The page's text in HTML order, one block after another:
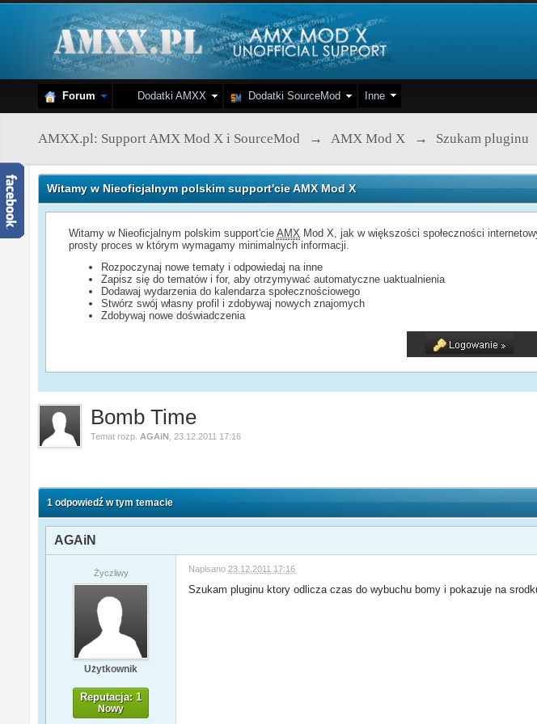
Forum Dodatki AMXX Dodatki SourceMod Inne
AMXX.pl: Support AMX Mod X i SourceMod → AMX Mod X → Szukam pluginu
Witamy w Nieoficjalnym polskim support'cie AMX Mod X
Witamy w Nieoficjalnym polskim support'cieAMX Mod X, jak w większości społeczności
prosty proces w którym wymagamy minimalnych informacji.
Rozpoczynaj nowe tematy i odpowiedaj na inne
Zapisz się do tematów i for, aby otrzymywać automatyczne uaktualnienia
Dodawaj wydarzenia do kalendarza społecznościowego
Stwórz swój własny profil i zdobywaj nowych znajomych
Zdobywaj nowe doświadczenia
Bomb Time
Temat rozp. AGAiN 23.12.2011 17:16
1 odpowiedź w tym temacie
AGAiN
Życzliwy
Użytkownik
Reputacja: 1
Nowy
Napisano 23.12.2011 17:16
Szukam pluginu ktory odlicza czas do wybuchu bomy i pokazuje na